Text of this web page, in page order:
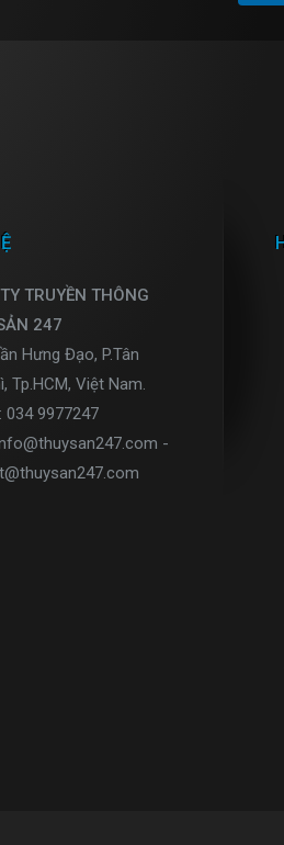
TRUYỀN THÔNG
247
Hưng Đạo, P.Tân
Tp.HCM, Việt Nam.
034 9977247
-